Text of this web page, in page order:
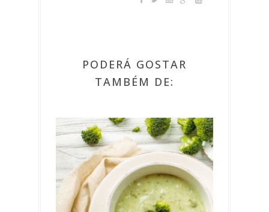
PODERÁ GOSTAR
TAMBÉM DE: